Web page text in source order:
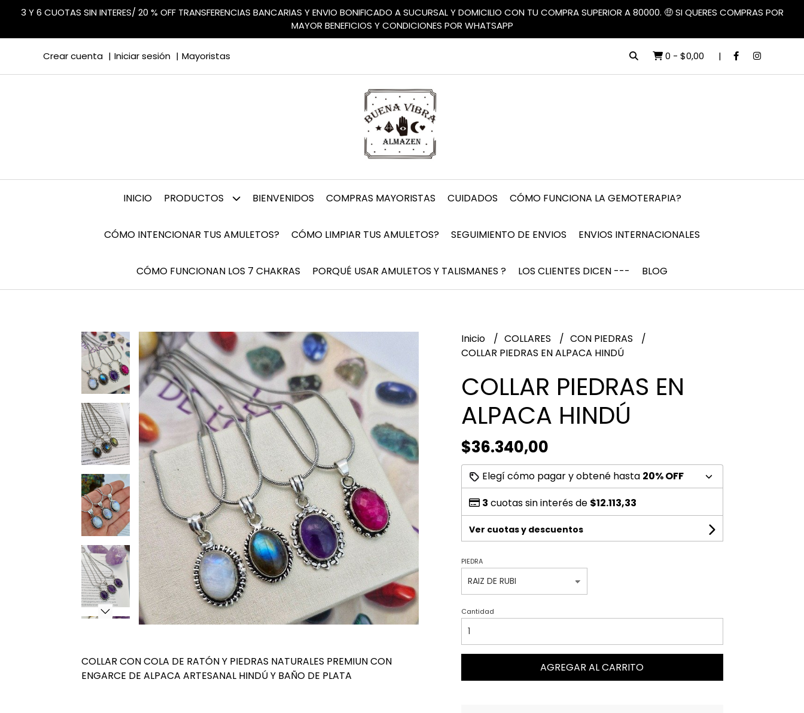
3 Y 6 CUOTAS SIN INTERES/ 20 % OFF TRANSFERENCIAS BANCARIAS Y ENVIO BONIFICADO A SUCURSAL Y DOMICILIO CON TU COMPRA SUPERIOR A 80000. 🤑 SI QUERES COMPRAS POR
MAYOR BENEFICIOS Y CONDICIONES POR WHATSAPP
Crear cuenta Iniciar sesión Mayoristas 0 - $0,00
INICIO PRODUCTOS BIENVENIDOS COMPRAS MAYORISTAS CUIDADOS CÓMO FUNCIONA LA GEMOTERAPIA?
CÓMO INTENCIONAR TUS AMULETOS? CÓMO LIMPIAR TUS AMULETOS? SEGUIMIENTO DE ENVIOS ENVIOS INTERNACIONALES
CÓMO FUNCIONAN LOS 7 CHAKRAS PORQUÉ USAR AMULETOS Y TALISMANES ? LOS CLIENTES DICEN --- BLOG
COLLAR CON COLA DE RATÓN Y PIEDRAS NATURALES PREMIUN CON
ENGARCE DE ALPACA ARTESANAL HINDÚ Y BAÑO DE PLATA
Inicio COLLARES
CON PIEDRAS
COLLAR PIEDRAS EN ALPACA HINDÚ
COLLAR PIEDRAS EN
ALPACA HINDÚ
$36.340,00
Elegí cómo pagar y obtené hasta 20% OFF
3 cuotas sin interés de $12.113,33
Ver cuotas y descuentos
PIEDRA
Cantidad
AGREGAR AL CARRITO